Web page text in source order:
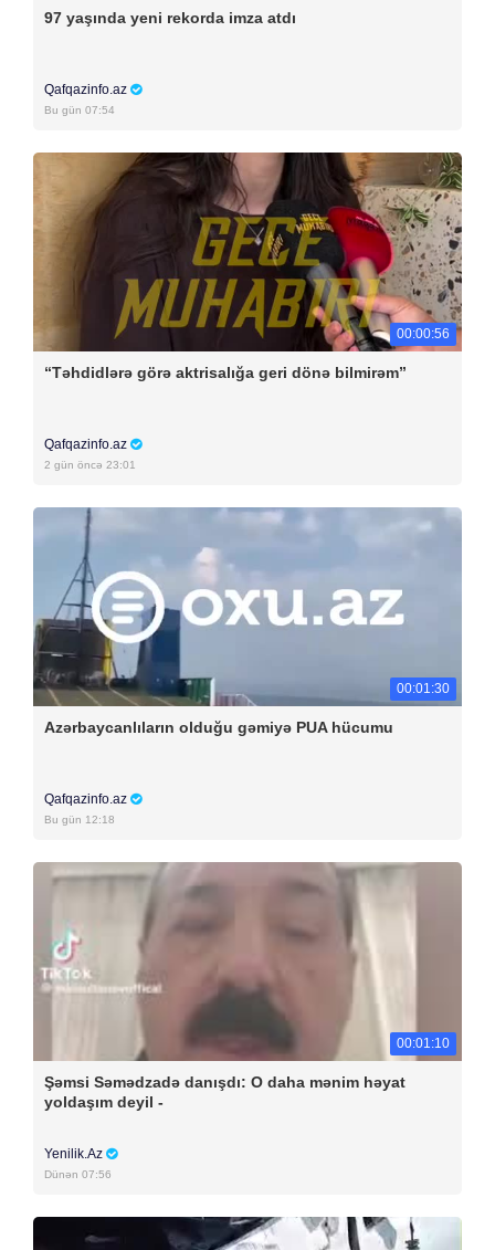
97 yaşında yeni rekorda imza atdı
Qafqazinfo.az
Bu gün 07:54
00:00:56
“Təhdidlərə görə aktrisalığa geri dönə bilmirəm”
Qafqazinfo.az
2 gün öncə 23:01
00:01:30
Azərbaycanlıların olduğu gəmiyə PUA hücumu
Qafqazinfo.az
Bu gün 12:18
00:01:10
Şəmsi Səmədzadə danışdı: O daha mənim həyat
yoldaşım deyil -
Yenilik.Az
Dünən 07:56